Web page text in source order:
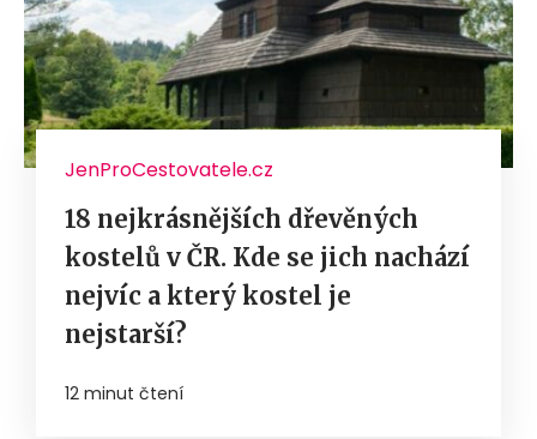
JenProCestovatele.cz
18 nejkrásnějších dřevěných
kostelů v ČR. Kde se jich nachází
nejvíc a který kostel je
nejstarší?
12 minut čtení